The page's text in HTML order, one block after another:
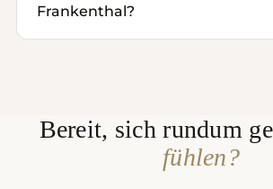
Frankenthal?
Bereit, sich rundum
fühlen?